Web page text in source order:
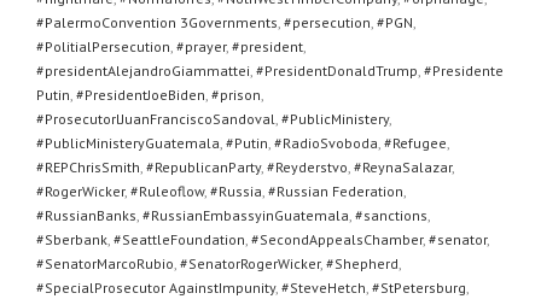
#PalermoConvention 3Governments, #persecution, #PGN,
#PolitialPersecution, #prayer, #president,
#presidentAlejandroGiammattei, #PresidentDonaldTrump, #Presidente
Putin, #PresidentJoeBiden, #prison,
#ProsecutorlJuanFranciscoSandoval, #PublicMinistery,
#PublicMinisteryGuatemala, #Putin, #RadioSvoboda, #Refugee,
#REPChrisSmith, #RepublicanParty, #Reyderstvo, #ReynaSalazar,
#RogerWicker, #Ruleoflow, #Russia, #Russian Federation,
#RussianBanks, #RussianEmbassyinGuatemala, #sanctions,
#Sberbank, #SeattleFoundation, #SecondAppealsChamber, #senator,
#SenatorMarcoRubio, #SenatorRogerWicker, #Shepherd,
#SpecialProsecutor AgainstImpunity, #SteveHetch, #StPetersburg,